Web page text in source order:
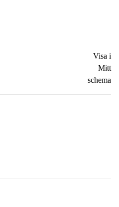
Visa i
Mitt
schema